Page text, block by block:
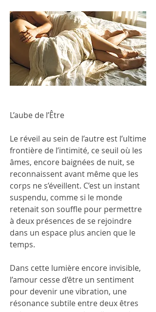
L’aube de l’Être
Le réveil au sein de l’autre est l’ultime
frontière de l’intimité, ce seuil où les
âmes, encore baignées de nuit, se
reconnaissent avant même que les
corps ne s’éveillent. C’est un instant
suspendu, comme si le monde
retenait son souffle pour permettre
à deux présences de se rejoindre
dans un espace plus ancien que le
temps.
Dans cette lumière encore invisible,
l’amour cesse d’être un sentiment
pour devenir une vibration, une
résonance subtile entre deux êtres